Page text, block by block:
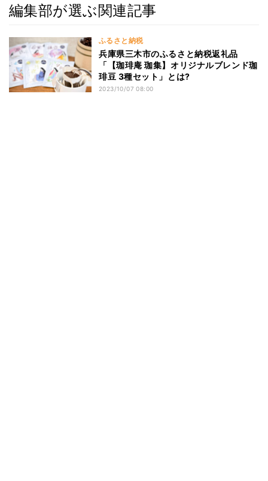
編集部が選ぶ関連記事
ふるさと納税
兵庫県三木市のふるさと納税返礼品
「【珈琲庵 珈集】オリジナルブレンド珈
琲豆 3種セット」とは?
2023/10/07 08:00